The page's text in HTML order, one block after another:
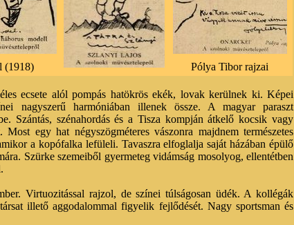
(1918) Pólya Tibor rajzai
ecsete alól pompás hatökrös ekék, lovak kerülnek ki. Képei
nagyszerű harmóniában illenek össze. A magyar paraszt
Szántás, szénahordás és a Tisza kompján átkelő kocsik vagy
egy hat négyszögméteres vászonra majdnem természetes
a kopófalka lefüleli. Tavaszra elfoglalja saját házában épülő
Szürke szemeiből gyermeteg vidámság mosolyog, ellentétben
Virtuozitással rajzol, de színei túlságosan üdék. A kollégák
illető aggodalommal figyelik fejlődését. Nagy sportsman és